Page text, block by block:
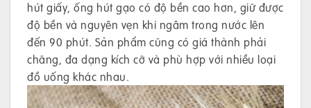
hút giấy, ống hút gạo có độ bền cao hơn, giữ được
độ bền và nguyên vẹn khi ngâm trong nước lên
đến 90 phút. Sản phẩm cũng có giá thành phải
chăng, đa dạng kích cỡ và phù hợp với nhiều loại
đồ uống khác nhau.